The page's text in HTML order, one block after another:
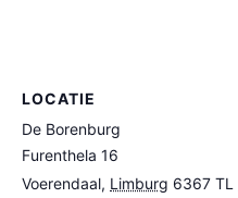
LOCATIE
De Borenburg
Furenthela 16
Voerendaal, Limburg 6367 TL